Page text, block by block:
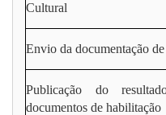
Cultural
Envio da documentação
Publicação do
documentos de habilitação